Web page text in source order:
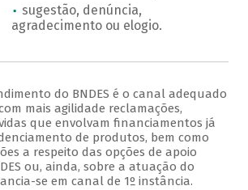
sugestão, denúncia,
agradecimento ou elogio.
do BNDES é o canal adequado
mais agilidade reclamações,
que envolvam financiamentos já
de produtos, bem como
a respeito das opções de apoio
ou, ainda, sobre a atuação do
se em canal de 1º instância.